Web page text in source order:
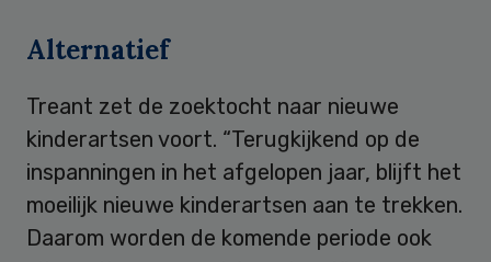
Alternatief
Treant zet de zoektocht naar nieuwe
kinderartsen voort. “Terugkijkend op de
inspanningen in het afgelopen jaar, blijft het
moeilijk nieuwe kinderartsen aan te trekken.
Daarom worden de komende periode ook